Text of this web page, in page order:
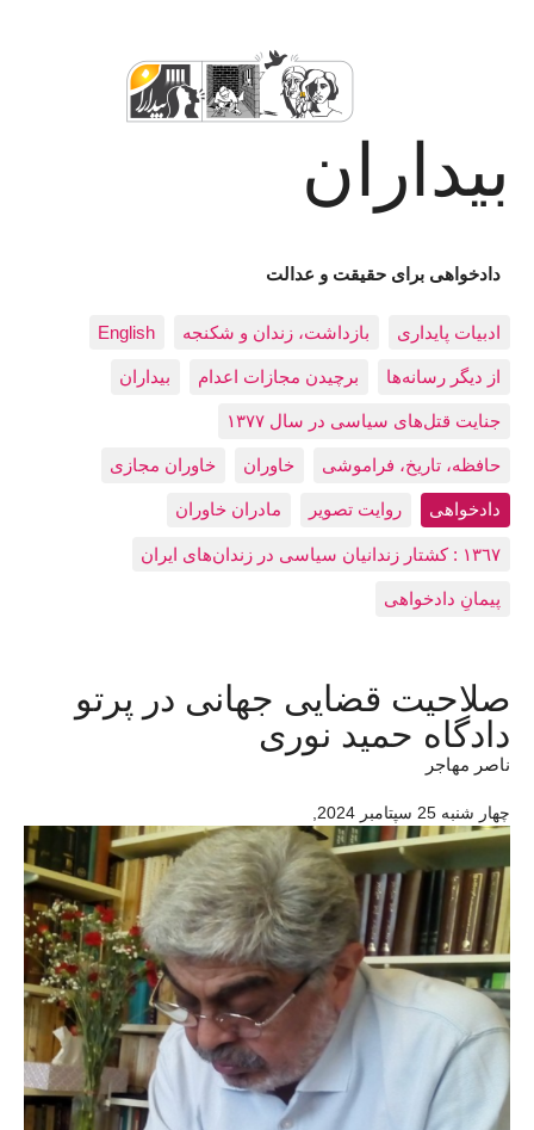
بیداران
دادخواهی برای حقیقت و عدالت
ادبيات پايداری بازداشت، زندان و شکنجه English
از دیگر رسانه‌ها برچیدن مجازات اعدام بيداران
جنایت قتل‌های سیاسی در سال ۱۳۷۷
حافظه، تاريخ، فراموشی خاوران خاوران مجازی
دادخواهی روایت تصویر مادران خاوران
١٣٦٧ : کشتار زندانيان سياسی در زندان‌های ایران
پیمانِ دادخواهی
صلاحیت قضایی جهانی در پرتو
دادگاه حمید نوری
ناصر مهاجر
چهار شنبه 25 سپتامبر 2024 ,